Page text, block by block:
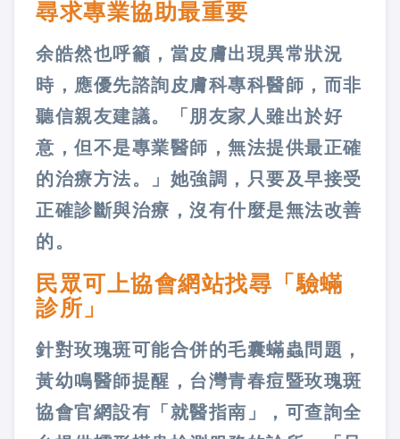
尋求專業協助最重要
余皓然也呼籲，當皮膚出現異常狀況
時，應優先諮詢皮膚科專科醫師，而非
聽信親友建議。「朋友家人雖出於好
意，但不是專業醫師，無法提供最正確
的治療方法。」她強調，只要及早接受
正確診斷與治療，沒有什麼是無法改善
的。
民眾可上協會網站找尋「驗蟎
診所」
針對玫瑰斑可能合併的毛囊蟎蟲問題，
黃幼鳴醫師提醒，台灣青春痘暨玫瑰斑
協會官網設有「就醫指南」，可查詢全